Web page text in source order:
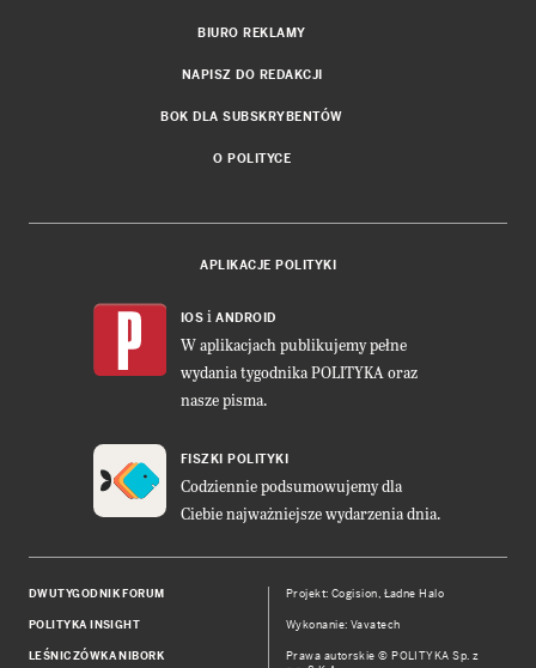
BIURO REKLAMY
NAPISZ DO REDAKCJI
BOK DLA SUBSKRYBENTÓW
O POLITYCE
APLIKACJE POLITYKI
IOS i ANDROID
W aplikacjach publikujemy pełne
wydania tygodnika POLITYKA oraz
nasze pisma.
FISZKI POLITYKI
Codziennie podsumowujemy dla
Ciebie najważniejsze wydarzenia dnia.
DWUTYGODNIK FORUM
POLITYKA INSIGHT
LEŚNICZÓWKA NIBORK
Projekt:Cogision, Ładne Halo
Wykonanie: Vavatech
Prawa autorskie © POLITYKA Sp. z